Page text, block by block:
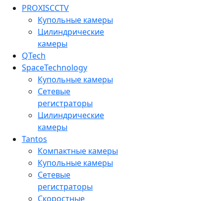
PROXISCCTV
Купольные камеры
Цилиндрические
камеры
QTech
SpaceTechnology
Купольные камеры
Сетевые
регистраторы
Цилиндрические
камеры
Tantos
Компактные камеры
Купольные камеры
Сетевые
регистраторы
Скоростные